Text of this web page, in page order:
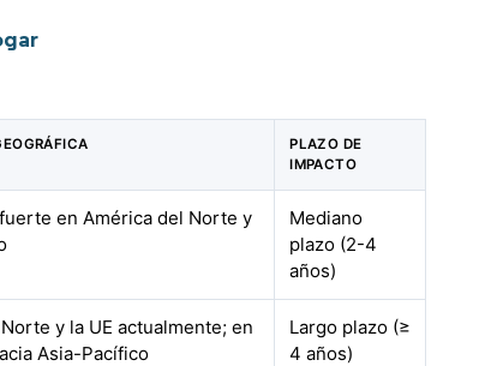
PLAZO DE
IMPACTO
en América del Norte y
Mediano
plazo (2-4
años)
y la UE actualmente; en
Asia-Pacífico
Largo plazo (≥
4 años)